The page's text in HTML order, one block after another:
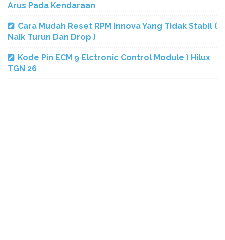
Arus Pada Kendaraan
Cara Mudah Reset RPM Innova Yang Tidak Stabil (
Naik Turun Dan Drop )
Kode Pin ECM 9 Elctronic Control Module ) Hilux
TGN 26